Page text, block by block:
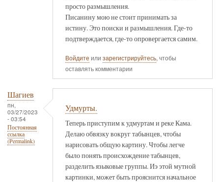
просто размышления.
Писанину мою не стоит принимать за
истину. Это поиски и размышления. Где-то
подтверждается, где-то опровергается самим.
Войдите или зарегистрируйтесь, чтобы
оставлять комментарии
Шагиев
пн,
03/27/2023
- 03:54
Постоянная
ссылка
(Permalink)
Удмурты.
Теперь приступим к удмуртам и реке Кама.
Делаю обвязку вокруг табынцев, чтобы
нарисовать общую картину. Чтобы легче
было понять происхождение табынцев,
разделить языковые группы. Иэ этой мутной
картинки, может быть прояснится начальное